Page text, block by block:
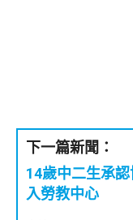
下一篇新聞：
14歲中二生承認
入勞教中心